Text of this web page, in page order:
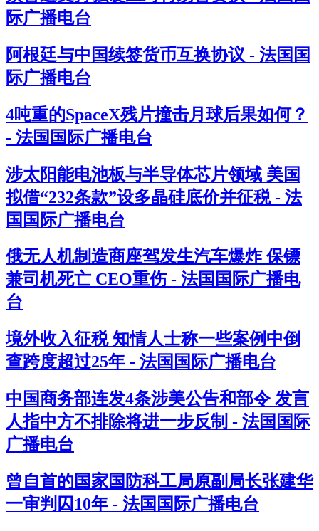
际广播电台
阿根廷与中国续签货币互换协议 - 法国国
际广播电台
4吨重的SpaceX残片撞击月球后果如何？
- 法国国际广播电台
涉太阳能电池板与半导体芯片领域 美国
拟借“232条款”设多晶硅底价并征税 - 法
国国际广播电台
俄无人机制造商座驾发生汽车爆炸 保镖
兼司机死亡 CEO重伤 - 法国国际广播电
台
境外收入征税 知情人士称一些案例中倒
查跨度超过25年 - 法国国际广播电台
中国商务部连发4条涉美公告和部令 发言
人指中方不排除将进一步反制 - 法国国际
广播电台
曾自首的国家国防科工局原副局长张建华
一审判囚10年 - 法国国际广播电台